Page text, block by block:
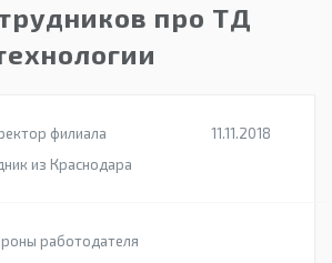
про ТД
филиала
из Краснодара
11.11.2018
работодателя